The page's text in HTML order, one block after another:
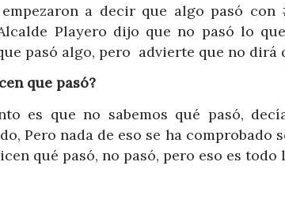
empezaron a decir que algo pasó
Playero dijo que no pasó lo
pasó algo, pero advierte que no dirá
que pasó?
es que no sabemos qué pasó,
Pero nada de eso se ha
qué pasó, no pasó, pero eso es todo